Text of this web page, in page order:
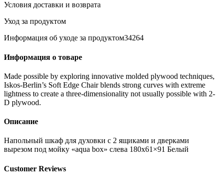
Условия доставки и возврата
Уход за продуктом
Информация об уходе за продуктом34264
Информация о товаре
Made possible by exploring innovative molded plywood techniques,
Iskos-Berlin’s Soft Edge Chair blends strong curves with extreme
lightness to create a three-dimensionality not usually possible with 2-
D plywood.
Описание
Напольный шкаф для духовки с 2 ящиками и дверками
вырезом под мойку «aqua box» слева 180х61×91 Белый
Customer Reviews